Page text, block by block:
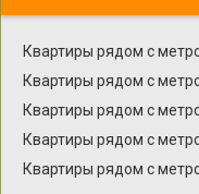
Квартиры рядом с
Квартиры рядом с
Квартиры рядом с
Квартиры рядом с
Квартиры рядом с